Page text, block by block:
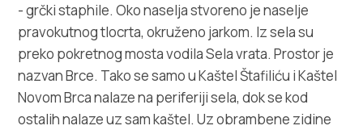
+385 21 227 933
info@kastela-info.hr
- grčki staphile. Oko naselja stvoreno je naselje
pravokutnog tlocrta, okruženo jarkom. Iz sela su
preko pokretnog mosta vodila Sela vrata. Prostor je
nazvan Brce. Tako se samo u Kaštel Štafiliću i Kaštel
Novom Brca nalaze na periferiji sela, dok se kod
ostalih nalaze uz sam kaštel. Uz obrambene zidine